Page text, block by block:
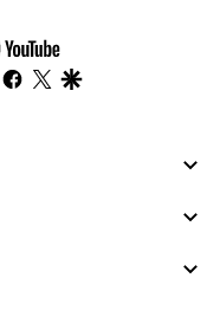
youtube-
footer
instagram
facebook
twitter